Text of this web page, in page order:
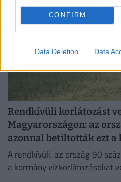
CONFIRM
Data Deletion Data
Rendkívüli korlátozást
Magyarországon: az
azonnal betiltották ezt a
A rendkívüli, az ország 90
a kormány vízkorlátozásokat